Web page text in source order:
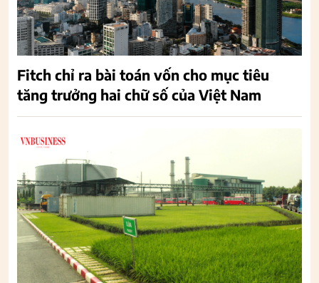
Fitch chỉ ra bài toán vốn cho mục tiêu
tăng trưởng hai chữ số của Việt Nam